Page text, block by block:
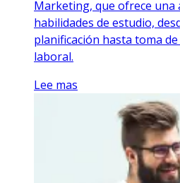
Marketing, que ofrece una
habilidades de estudio,
planificación hasta toma
laboral.
Lee mas